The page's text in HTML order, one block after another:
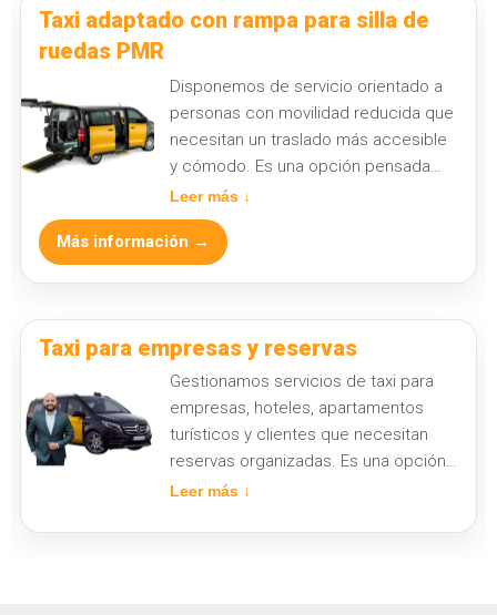
destinos.
Taxi adaptado con rampa para silla de
ruedas PMR
Disponemos de servicio orientado a
personas con movilidad reducida que
necesitan un traslado más accesible
y cómodo. Es una opción pensada
para reservas planificadas,
acompañamientos y trayectos en
Barcelona con atención adaptada a
Leer más ↓
Más información →
Taxi para empresas y reservas
Gestionamos servicios de taxi para
empresas, hoteles, apartamentos
turísticos y clientes que necesitan
reservas organizadas. Es una opción
pensada para traslados recurrentes,
Leer más ↓